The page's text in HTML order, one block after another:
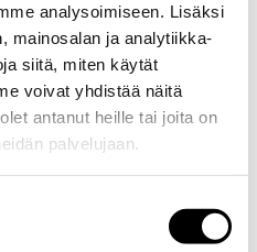
analysoimiseen. Lisäksi
mainosalan ja analytiikka-
siitä, miten käytät
voivat yhdistää näitä
antanut heille tai joita on
palvelujaan.